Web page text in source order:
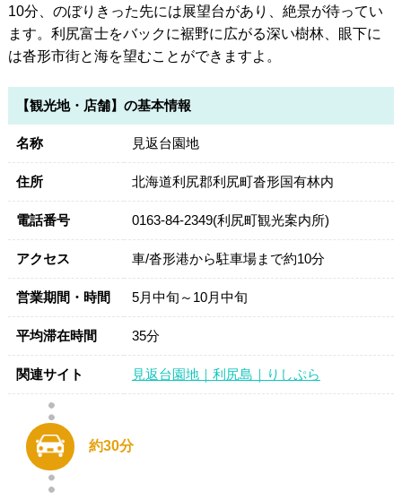
10分、のぼりきった先には展望台があり、絶景が待ってい
ます。利尻富士をバックに裾野に広がる深い樹林、眼下に
は沓形市街と海を望むことができますよ。
【観光地・店舗】の基本情報
名称 見返台園地
住所 北海道利尻郡利尻町沓形国有林内
電話番号 0163-84-2349(利尻町観光案内所)
アクセス 車/沓形港から駐車場まで約10分
営業期間・時間 5月中旬～10月中旬
平均滞在時間 35分
関連サイト 見返台園地｜利尻島｜りしぷら
約30分